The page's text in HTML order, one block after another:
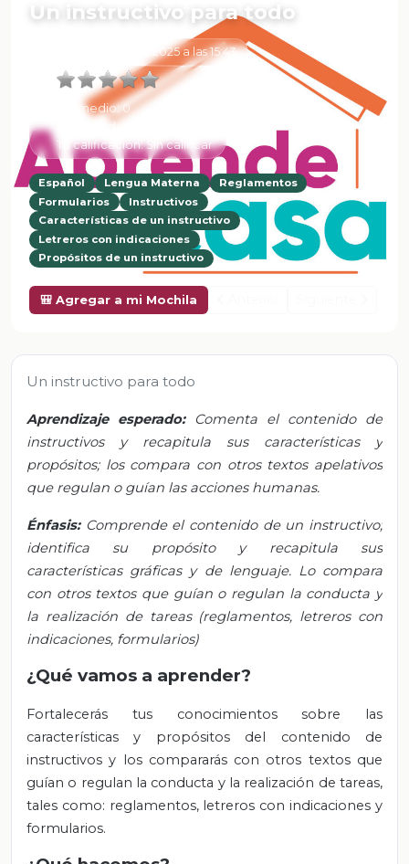
Un instructivo para todo
6 de Febrero de 2025 a las 15:43
Promedio: 0
Número de valoraciones:
Tu calificación:Sin calificar
Español Lengua Materna
Reglamentos
Formularios
Instructivos
Características de un instructivo
Letreros con indicaciones
Propósitos de un instructivo
🎒 Agregar a mi Mochila
Un instructivo para todo
Aprendizaje esperado: Comenta el contenido de
instructivos y recapitula sus características y
propósitos; los compara con otros textos apelativos
que regulan o guían las acciones humanas.
Énfasis: Comprende el contenido de un instructivo;
identifica su propósito y recapitula sus
características gráficas y de lenguaje. Lo compara
con otros textos que guían o regulan la conducta y
la realización de tareas (reglamentos, letreros con
indicaciones, formularios)
¿Qué vamos a aprender?
Fortalecerás tus conocimientos sobre las
características y propósitos del contenido de
instructivos y los compararás con otros textos que
guían o regulan la conducta y la realización de tareas,
tales como: reglamentos, letreros con indicaciones y
formularios.